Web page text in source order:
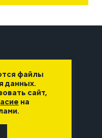
6А, стр. 1,
файлы
данных.
сайт,
на